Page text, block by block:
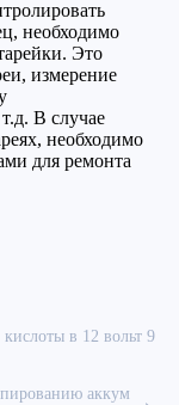
необходимо
Это
измерение
В случае
необходимо
для ремонта
в 12 вольт 9
аккум